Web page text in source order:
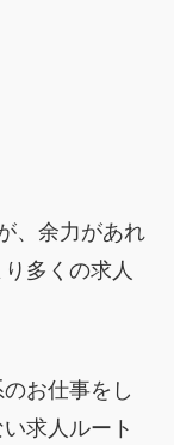
、余力があれ
多くの求人
お仕事をし
求人ルート